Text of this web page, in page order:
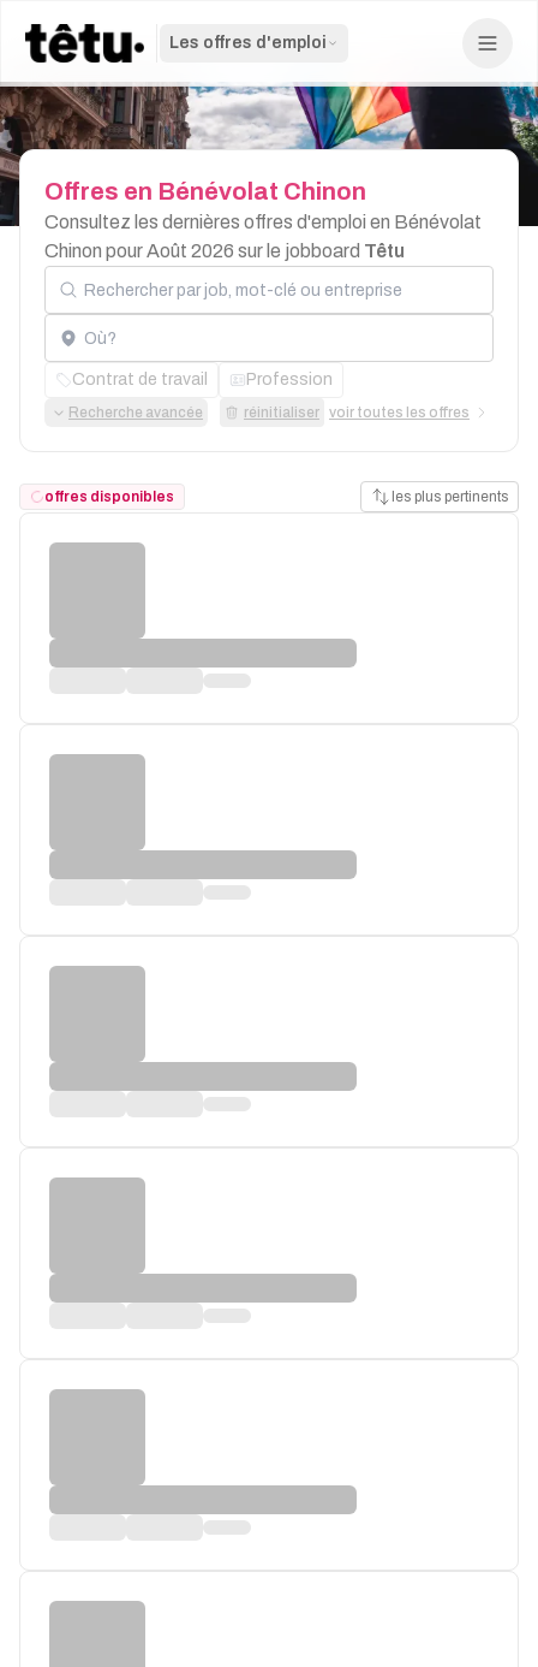
Les offres d'emploi
Offres en Bénévolat Chinon
Consultez les dernières offres d'emploi en Bénévolat
Chinon pour Août 2026 sur le jobboard Têtu
Rechercher par job, mot-clé ou entreprise
Localisation
Contrat de travail Profession
Recherche avancée réinitialiser voir toutes les offres
offres disponibles les plus pertinents